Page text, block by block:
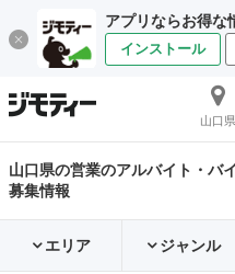
アプリならお得な
インストール
山口県
山口県の営業のアルバイト・バ
募集情報
エリア ジャンル